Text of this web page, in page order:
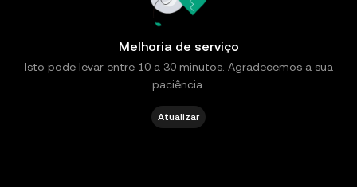
Melhoria de serviço
Isto pode levar entre 10 a 30 minutos. Agradecemos a sua
paciência.
Atualizar